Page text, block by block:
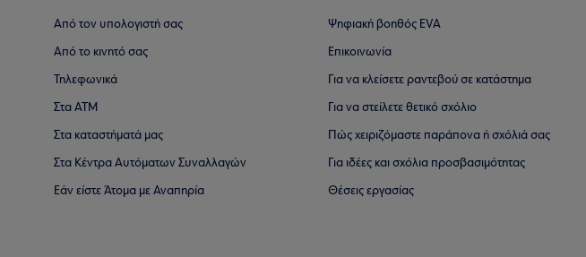
Από τον υπολογιστή σας
Από το κινητό σας
Τηλεφωνικά
Στα ΑΤΜ
Στα καταστήματά μας
Στα Κέντρα Αυτόματων Συναλλαγών
Εάν είστε Άτομα με Αναπηρία
Ψηφιακή βοηθός EVA
Επικοινωνία
Για να κλείσετε ραντεβού σε κατάστημα
Για να στείλετε θετικό σχόλιο
Πώς χειριζόμαστε παράπονα ή σχόλιά σας
Για ιδέες και σχόλια προσβασιμότητας
Θέσεις εργασίας